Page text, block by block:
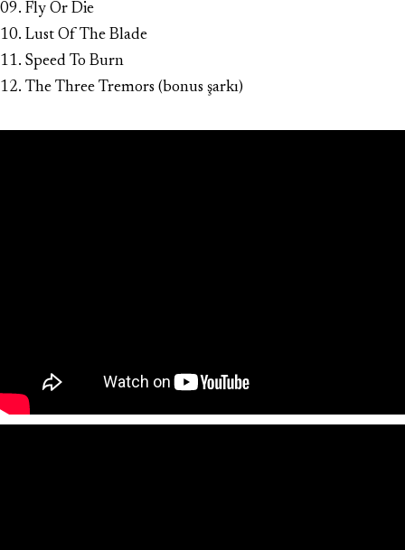
09. Fly Or Die
10. Lust Of The Blade
11. Speed To Burn
12. The Three Tremors (bonus şarkı)